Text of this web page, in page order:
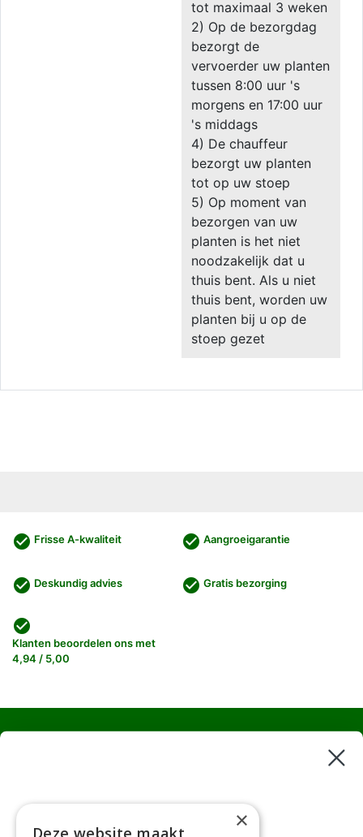
tot maximaal 3 weken
2) Op de bezorgdag
bezorgt de
vervoerder uw planten
tussen 8:00 uur 's
morgens en 17:00 uur
's middags
4) De chauffeur
bezorgt uw planten
tot op uw stoep
5) Op moment van
bezorgen van uw
planten is het niet
noodzakelijk dat u
thuis bent. Als u niet
thuis bent, worden uw
planten bij u op de
stoep gezet
check_circle Frisse A-kwaliteit check_circle Aangroeigarantie
check_circle Deskundig advies check_circle Gratis bezorging
check_circle
Klanten beoordelen ons met
4,94 / 5,00
×
Deze website maakt